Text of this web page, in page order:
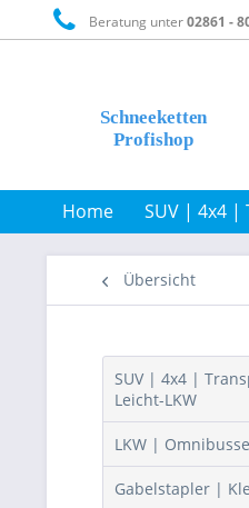
Beratung unter02861 -
Home SUV | 4x4 |
Übersicht
SUV | 4x4 |
Leicht-LKW
LKW | Omnibusse
Gabelstapler |